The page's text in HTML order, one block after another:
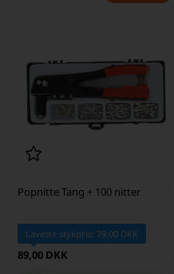
Popnitte Tang + 100 nitter
Laveste stykpris: 79,00 DKK
89,00 DKK